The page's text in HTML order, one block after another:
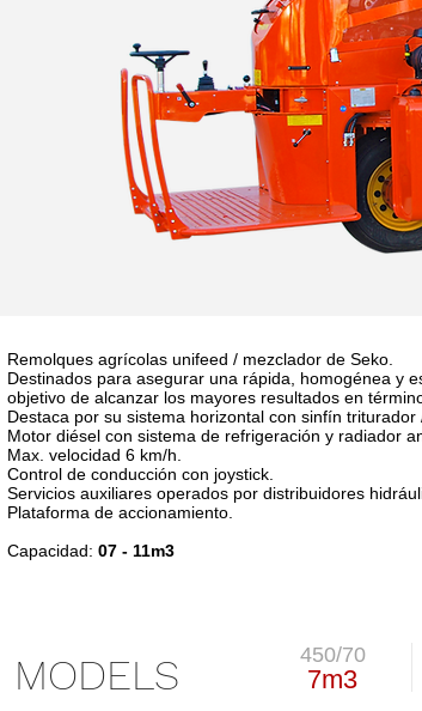
Remolques agrícolas unifeed / mezclador de Seko.
Destinados para asegurar una rápida, homogénea y
objetivo de alcanzar los mayores resultados en
Destaca por su sistema horizontal con sinfín
Motor diésel con sistema de refrigeración y radiador
Max. velocidad 6 km/h.
Control de conducción con joystick.
Servicios auxiliares operados por distribuidores
Plataforma de accionamiento.
Capacidad: 07 - 11m3
MODELS 7m3
450/70